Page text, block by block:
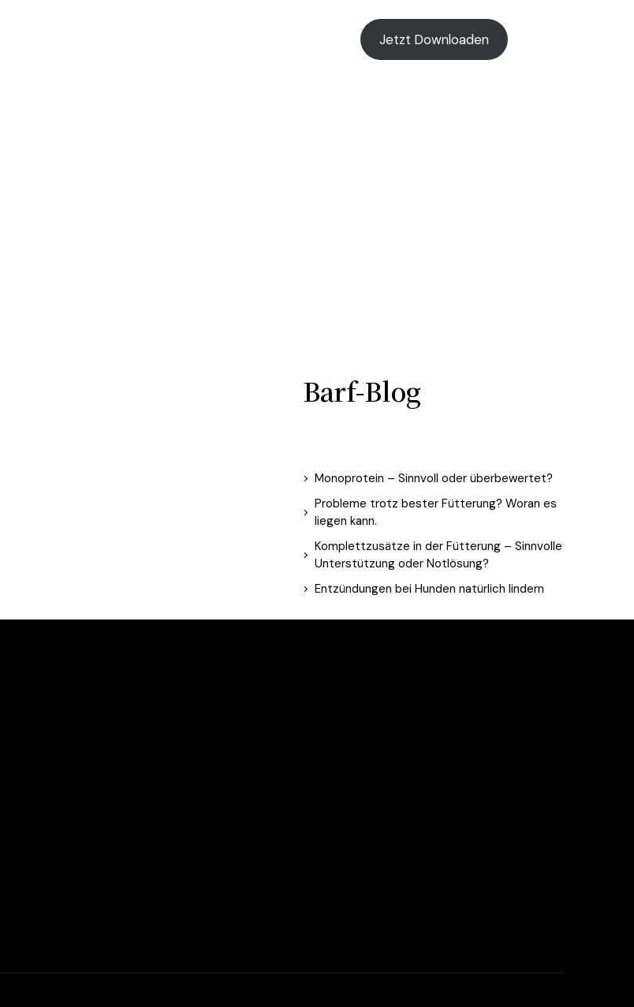
Jetzt Downloaden
Barf-Blog
Monoprotein – Sinnvoll oder überbewertet?
Probleme trotz bester Fütterung? Woran es
liegen kann.
Komplettzusätze in der Fütterung – Sinnvolle
Unterstützung oder Notlösung?
Entzündungen bei Hunden natürlich lindern